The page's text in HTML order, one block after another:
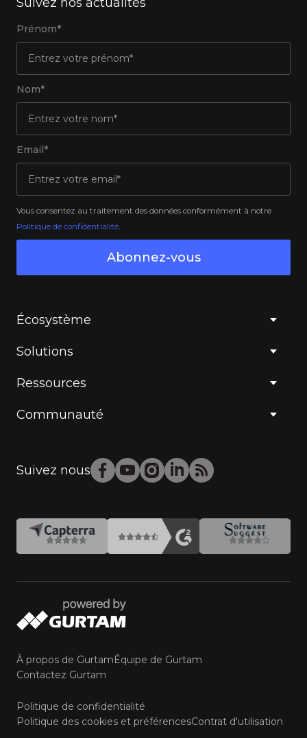
Prénom*
Nom*
Email*
Vous consentez au traitement des données conformément à notre
Politique de confidentialité.
Abonnez-vous
Écosystème
Solutions
Ressources
Communauté
Suivez nous
À propos de GurtamÉquipe de Gurtam
Contactez Gurtam
Politique de confidentialité
Politique des cookies et préférencesContrat d'utilisation